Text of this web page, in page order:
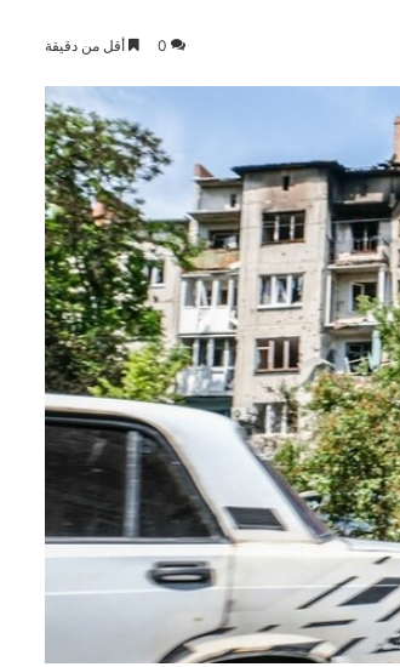
0 أقل من دقيقة